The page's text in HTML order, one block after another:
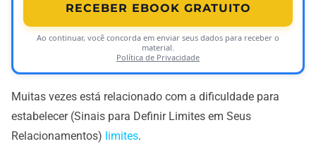
RECEBER EBOOK GRATUITO
Ao continuar, você concorda em enviar seus dados para receber o
material.
Política de Privacidade
Muitas vezes está relacionado com a dificuldade para
estabelecer (Sinais para Definir Limites em Seus
Relacionamentos) limites.